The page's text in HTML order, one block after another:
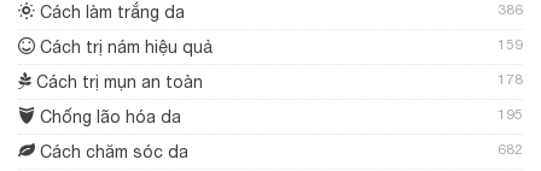
Cách làm trắng da 386
Cách trị nám hiệu quả 159
Cách trị mụn an toàn 178
Chống lão hóa da 195
Cách chăm sóc da 682